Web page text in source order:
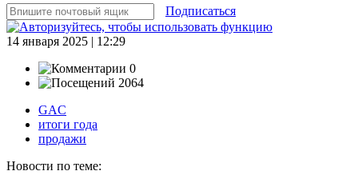
Подписаться
14 января 2025 | 12:29
0
2064
GAC
итоги года
продажи
Новости по теме: